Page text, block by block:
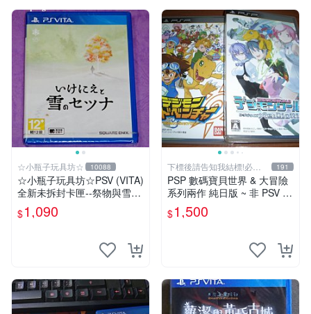
☆小瓶子玩具坊☆ 10088
☆小瓶子玩具坊☆PSV (VITA)
全新未拆封卡匣--祭物與雪中
的剎那
$1,090
下標後請告知我結標!必看
關於我
191
PSP 數碼寶貝世界 & 大冒險
系列兩作 純日版 ~ 非 PSV P
S_VITA PS4 中文 新秩序 網
路偵探
$1,500